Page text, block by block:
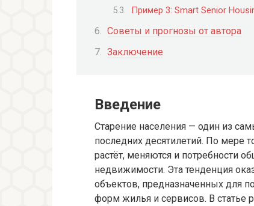
Пример 3: Smart Senior
Советы и прогнозы от автора
Заключение
Введение
Старение населения — один из
последних десятилетий. По мере
растёт, меняются и потребности
недвижимости. Эта тенденция
объектов, предназначенных для
форм жилья и сервисов. В статье